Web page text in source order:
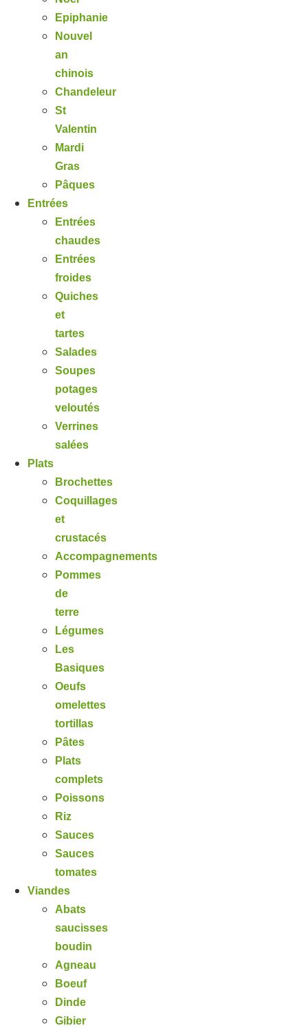
Epiphanie
Nouvel
an
chinois
Chandeleur
St
Valentin
Mardi
Gras
Pâques
Entrées
Entrées
chaudes
Entrées
froides
Quiches
et
tartes
Salades
Soupes
potages
veloutés
Verrines
salées
Plats
Brochettes
Coquillages
et
crustacés
Accompagnements
Pommes
de
terre
Légumes
Les
Basiques
Oeufs
omelettes
tortillas
Pâtes
Plats
complets
Poissons
Riz
Sauces
Sauces
tomates
Viandes
Abats
saucisses
boudin
Agneau
Boeuf
Dinde
Gibier